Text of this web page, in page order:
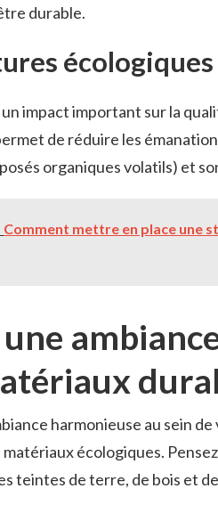
durable.
écologiques
impact important sur la
de réduire les
organiques volatils) et
Comment mettre en place une
harmonieuse au sein
matériaux écologiques.
teintes de terre, de bois et